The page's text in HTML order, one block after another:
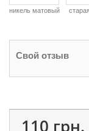
никель матовый
Свой отзыв
110 грн.